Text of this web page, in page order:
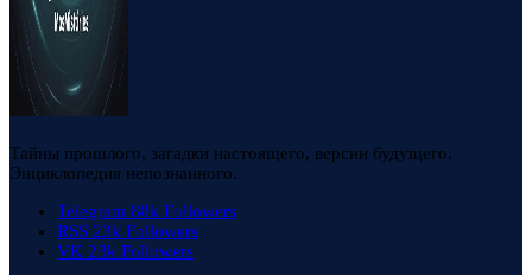
Тайны прошлого, загадки настоящего, версии будущего.
Энциклопедия непознанного.
Telegram 88k Followers
RSS 23k Followers
VK 23k Followers